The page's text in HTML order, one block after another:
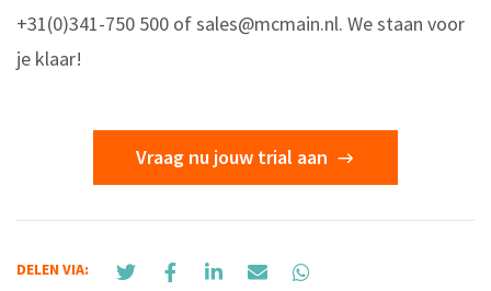
+31(0)341-750 500 ofsales@mcmain.nl. We staan voor
je klaar!
Vraag nu jouw trial aan
DELEN VIA: